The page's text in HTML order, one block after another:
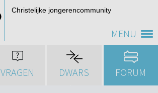
MENU
Christelijke jongerencommunity
VRAGEN DWARS FORUM